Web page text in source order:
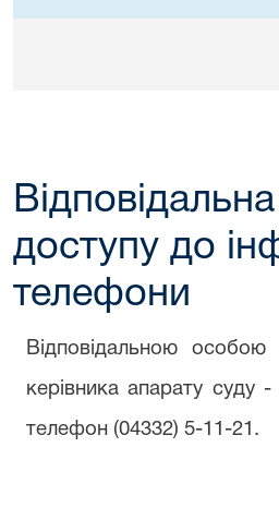
доступу до
телефони
Відповідальною особою
керівника апарату суду -
телефон (04332) 5-11-21 .